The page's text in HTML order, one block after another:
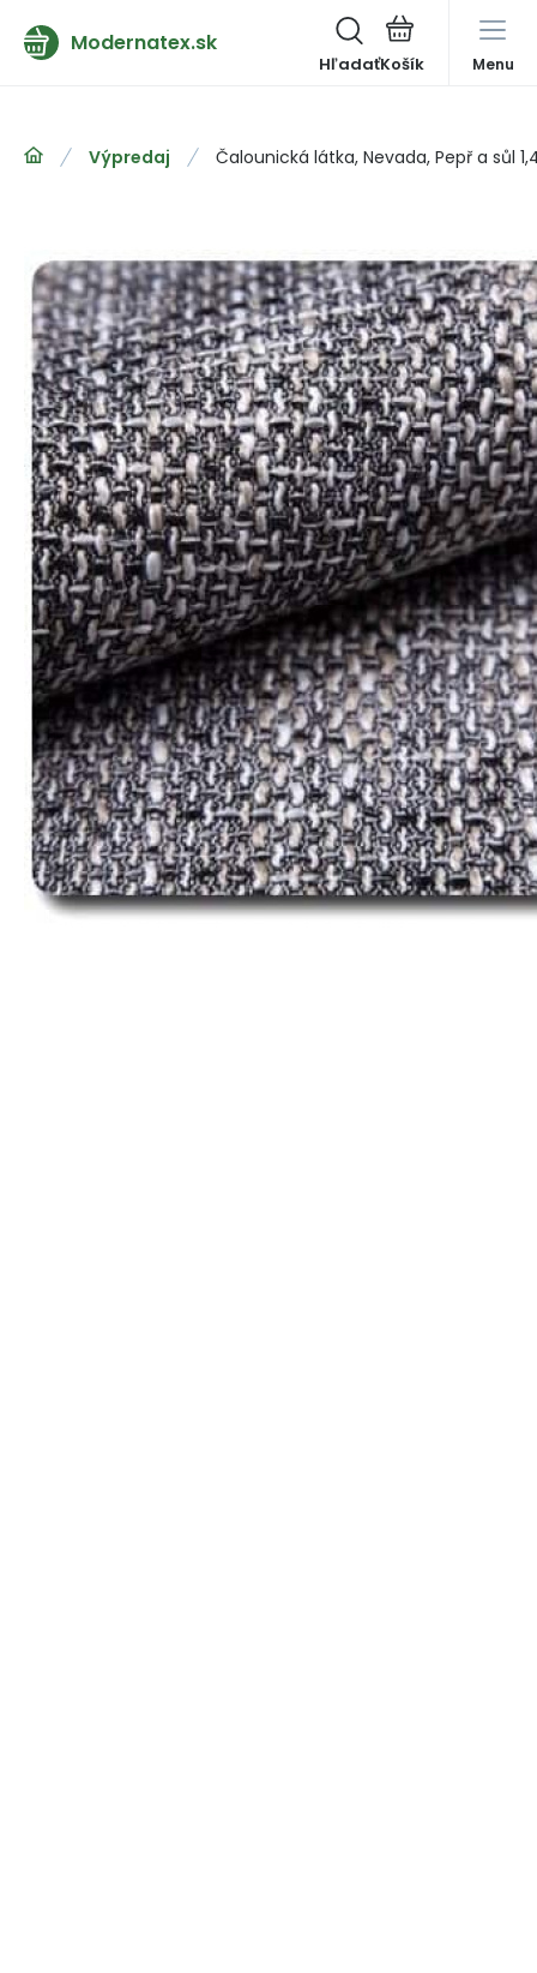
Modernatex.sk
Hľadať Menu
Výpredaj Čalounická látka, Nevada, Pepř a sůl